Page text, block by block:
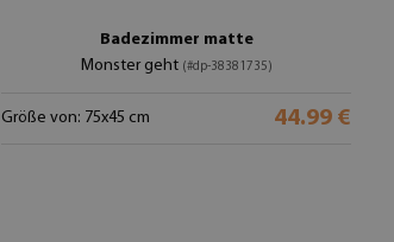
Badezimmer matte
Monster geht (#dp-38381735)
Größe von: 75x45 cm 44.99 €